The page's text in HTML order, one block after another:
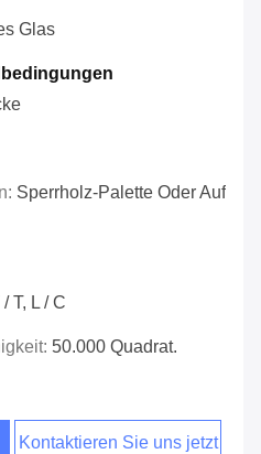
Glas
Sperrholz-Palette Oder Auf
/ T, L / C
50.000 Quadrat.
Kontaktieren Sie uns jetzt